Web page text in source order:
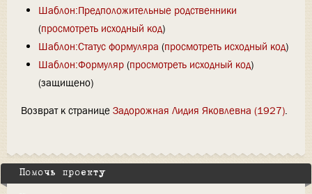
Шаблон:Предположительные родственники
(просмотреть исходный код)
Шаблон:Статус формуляра (просмотреть исходный код)
Шаблон:Формуляр(просмотреть исходный код)
(защищено)
Возврат к странице Задорожная Лидия Яковлевна (1927).
Помочь проекту